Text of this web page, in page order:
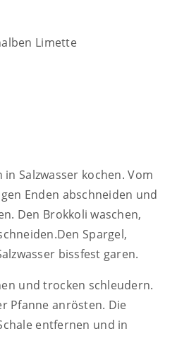
Limette
Salzwasser kochen. Vom
Enden abschneiden und
Den Brokkoli waschen,
Spargel,
bissfest garen.
und trocken schleudern.
Pfanne anrösten. Die
entfernen und in